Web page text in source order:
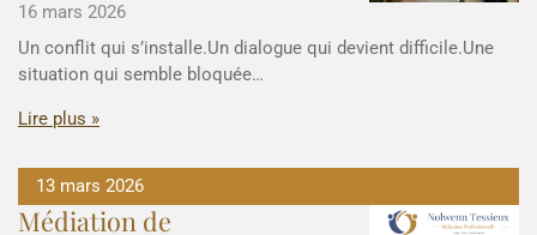
16 mars 2026
Un conflit qui s’installe.Un dialogue qui devient difficile.Une
situation qui semble bloquée…
Lire plus »
13 mars 2026
Médiation de